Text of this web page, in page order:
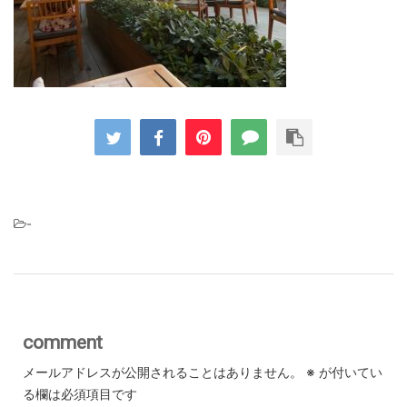
-
comment
メールアドレスが公開されることはありません。 ※ が付いてい
る欄は必須項目です